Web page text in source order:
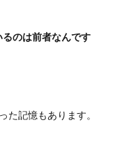
のは前者なんです
た記憶もあります。